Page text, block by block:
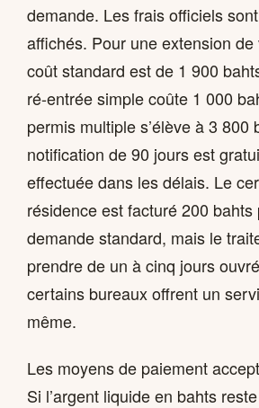
demande. Les frais officiels
affichés. Pour une extension de
coût standard est de 1 900
ré-entrée simple coûte 1 000
permis multiple s’élève à 3 800
notification de 90 jours est
effectuée dans les délais. Le
résidence est facturé 200 bahts
demande standard, mais le
prendre de un à cinq jours
certains bureaux offrent un
même.
Les moyens de paiement
Si l’argent liquide en bahts